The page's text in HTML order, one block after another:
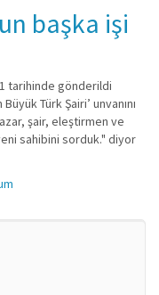
başka işi
tarihinde gönderildi
Türk Şairi’ unvanını
şair, eleştirmen ve
sahibini sorduk." diyor